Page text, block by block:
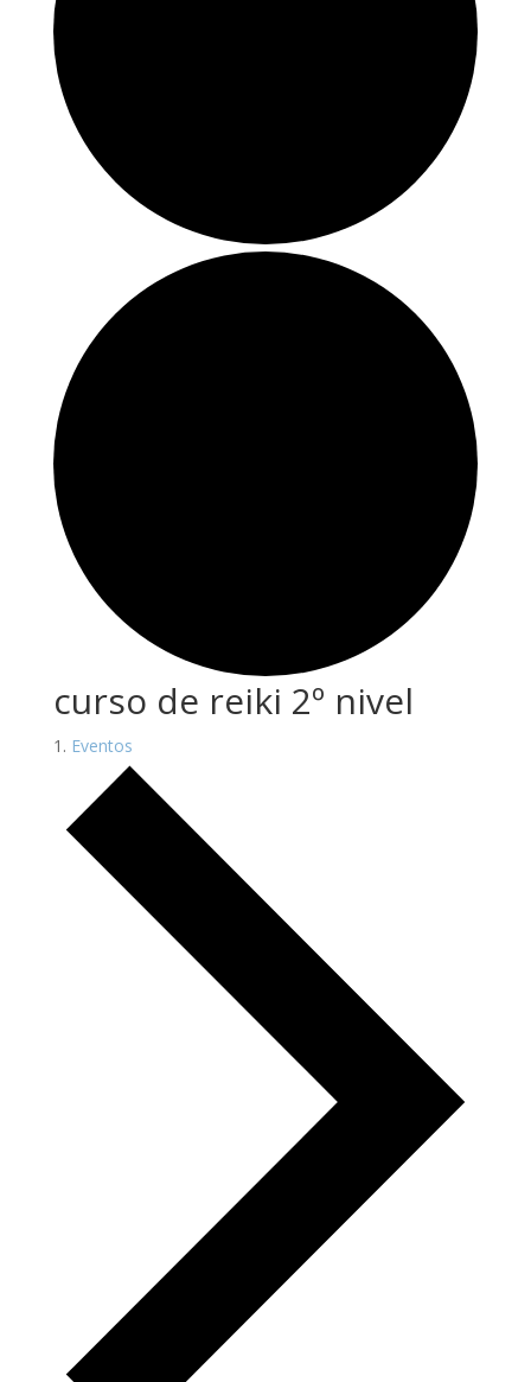
curso de reiki 2º nivel
Eventos